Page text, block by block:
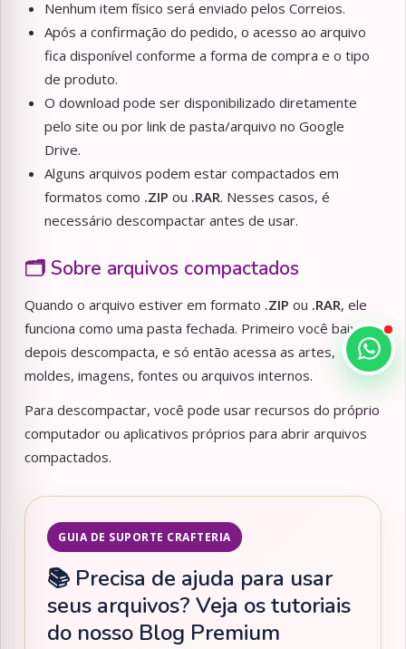
Nenhum item físico será enviado pelos Correios.
Após a confirmação do pedido, o acesso ao arquivo
fica disponível conforme a forma de compra e o tipo
de produto.
O download pode ser disponibilizado diretamente
pelo site ou por link de pasta/arquivo no Google
Drive.
Alguns arquivos podem estar compactados em
formatos como .ZIP ou .RAR. Nesses casos, é
necessário descompactar antes de usar.
🗂️ Sobre arquivos compactados
Quando o arquivo estiver em formato .ZIP ou .RAR, ele
funciona como uma pasta fechada. Primeiro você baixa,
depois descompacta, e só então acessa as artes,
moldes, imagens, fontes ou arquivos internos.
Para descompactar, você pode usar recursos do próprio
computador ou aplicativos próprios para abrir arquivos
compactados.
GUIA DE SUPORTE CRAFTERIA
📚 Precisa de ajuda para usar
seus arquivos? Veja os tutoriais
do nosso Blog Premium